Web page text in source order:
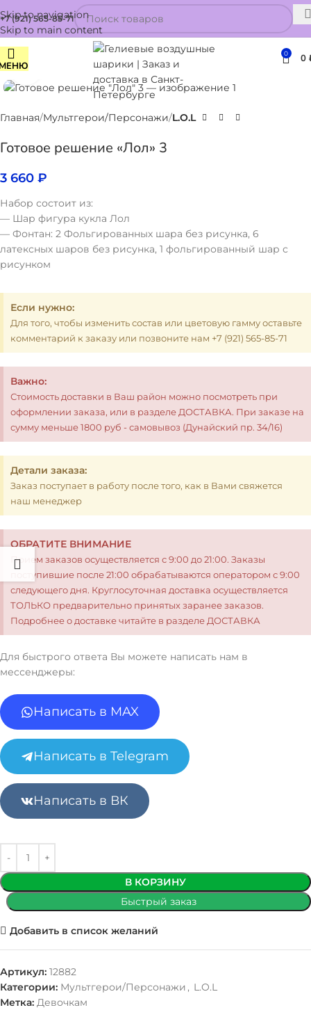
Skip to navigation
Skip to main content
+7 (921) 565-85-71
0 0
Нажмите, чтобы увеличить
Главная Мультгерои/Персонажи L.O.L
Готовое решение «Лол» 3
3 660 ₽
Набор состоит из:
— Шар фигура кукла Лол
— Фонтан: 2 Фольгированных шара без рисунка, 6
латексных шаров без рисунка, 1 фольгированный шар с
рисунком
Если нужно:
Для того, чтобы изменить состав или цветовую гамму оставьте
комментарий к заказу или позвоните нам +7 (921) 565-85-71
Важно:
Стоимость доставки в Ваш район можно посмотреть при
оформлении заказа, или в разделе ДОСТАВКА. При заказе на
сумму меньше 1800 руб - самовывоз (Дунайский пр. 34/16)
Детали заказа:
Заказ поступает в работу после того, как в Вами свяжется
наш менеджер
ОБРАТИТЕ ВНИМАНИЕ
Прием заказов осуществляется с 9:00 до 21:00. Заказы
поступившие после 21:00 обрабатываются оператором с 9:00
следующего дня. Круглосуточная доставка осуществляется
ТОЛЬКО предварительно принятых заранее заказов.
Подробнее о доставке читайте в разделе ДОСТАВКА
Для быстрого ответа Вы можете написать нам в
мессенджеры:
Написать в MAX
Написать в Telegram
Написать в ВК
В КОРЗИНУ
Быстрый заказ
Добавить в список желаний
Артикул: 12882
Категории: Мультгерои/Персонажи , L.O.L
Метка: Девочкам